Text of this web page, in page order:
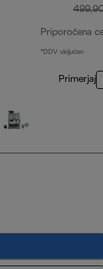
Priporočena
*DDV vključen
Primerjaj